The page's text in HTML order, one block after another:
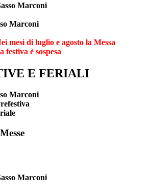
Marconi
Marconi
mesi di luglio e agosto la Messa
festiva è sospesa
E FERIALI
Marconi
Marconi